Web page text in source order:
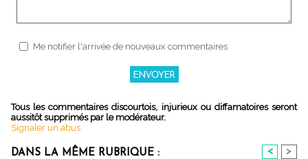
Me notifier l'arrivée de nouveaux commentaires
Tous les commentaires discourtois, injurieux ou diffamatoires seront
aussitôt supprimés par le modérateur.
Signaler un abus
DANS LA MÊME RUBRIQUE : < >